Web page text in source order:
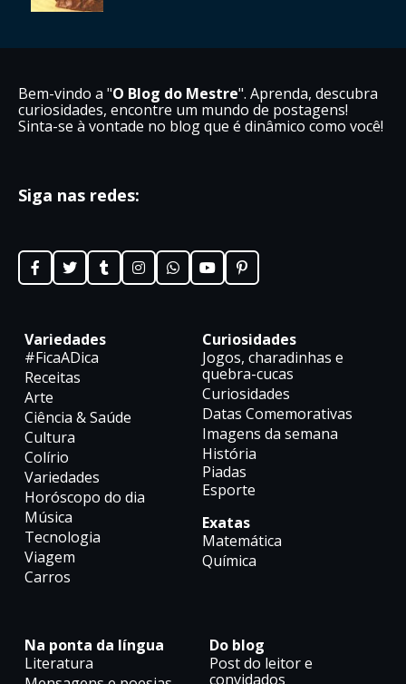
Bem-vindo a "O Blog do Mestre". Aprenda, descubra
curiosidades, encontre um mundo de postagens!
Sinta-se à vontade no blog que é dinâmico como você!
Siga nas redes:
Variedades
#FicaADica
Receitas
Arte
Ciência & Saúde
Cultura
Colírio
Variedades
Horóscopo do dia
Música
Tecnologia
Viagem
Carros
Curiosidades
Jogos, charadinhas e
quebra-cucas
Curiosidades
Datas Comemorativas
Imagens da semana
História
Piadas
Esporte
Exatas
Matemática
Química
Na ponta da língua
Literatura
Do blog
Post do leitor e
convidados